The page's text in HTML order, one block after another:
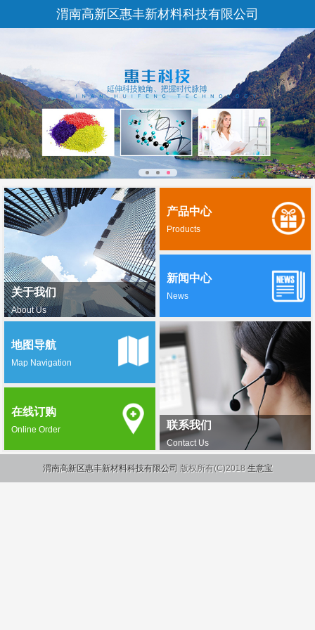
渭南高新区惠丰新材料科技有限公司
关于我们
About Us
产品中心
Products
新闻中心
News
联系我们
Contact Us
地图导航
Map Navigation
在线订购
Online Order
渭南高新区惠丰新材料科技有限公司 版权所有(C)2018 生意宝